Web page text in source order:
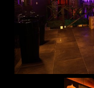
OPENINGSTIJDEN
Giftcard
CONTACT